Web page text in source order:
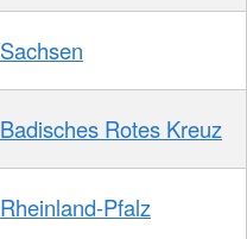
Sachsen
Badisches Rotes Kreuz
Rheinland-Pfalz